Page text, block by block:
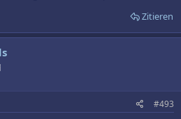
Zitieren
#493